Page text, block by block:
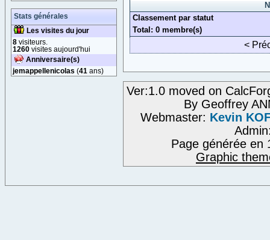
Stats générales
Les visites du jour
8 visiteurs.
1260 visites aujourd'hui
Anniversaire(s)
jemappellenicolas (41 ans)
Classement par statut
Total: 0 membre(s)
<
Ver:1.0 moved on
By Geoffrey
Webmaster: Kevin
Page générée en
Graphic